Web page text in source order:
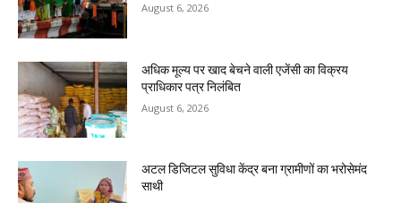
August 6, 2026
अधिक मूल्य पर खाद बेचने वाली एजेंसी का विक्रय
प्राधिकार पत्र निलंबित
August 6, 2026
अटल डिजिटल सुविधा केंद्र बना ग्रामीणों का भरोसेमंद
साथी